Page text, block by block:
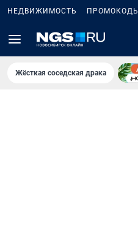
НЕДВИЖИМОСТЬ ПРОМОКОДЫ
Жёсткая соседская драка